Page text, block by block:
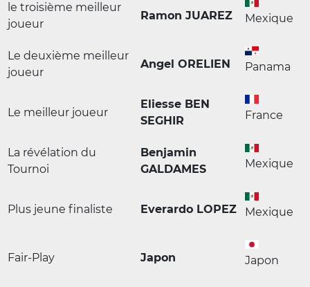
le troisième meilleur
joueur
Ramon JUAREZ Mexique
Le deuxième meilleur
joueur
Angel ORELIEN Panama
Le meilleur joueur
Eliesse BEN
SEGHIR
France
La révélation du
Tournoi
Benjamin
GALDAMES
Mexique
Plus jeune finaliste Everardo LOPEZ Mexique
Fair-Play Japon Japon